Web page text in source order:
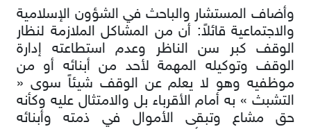
وأضاف المستشار والباحث في الشؤون الإسلامية
والاجتماعية قائلاً: أن من المشاكل الملازمة لنظار
الوقف كبر سن الناظر وعدم استطاعته إدارة
الوقف وتوكيله المهمة لأحد من أبنائه أو من
موظفيه وهو لا يعلم عن الوقف شيئاً سوى «
التشبث » به أمام الأقرباء بل والامتثال عليه وكأنه
حق مشاع وتبقى الأموال في ذمته وأبنائه